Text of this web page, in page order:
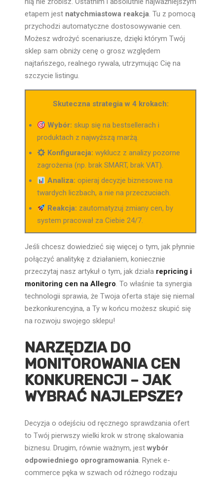
etapem jest natychmiastowa reakcja. Tu z pomocą
przychodzi automatyczne dostosowywanie cen.
Możesz wdrożyć scenariusze, dzięki którym Twój
sklep sam obniży cenę o grosz względem
najtańszego, realnego rywala, utrzymując Cię na
szczycie listingu.
Skuteczna strategia w 4 krokach:
Wybór: skup się na bestsellerach i
produktach z najwyższą marżą.
Konfiguracja: wyklucz z analizy pozorne
zagrożenia (np. brak SMART, brak VAT).
Analiza: opieraj decyzje biznesowe na
twardych liczbach, a nie na przeczuciach.
Reakcja: zautomatyzuj zmiany cen, by
system pracował za Ciebie 24/7.
Jeśli chcesz dowiedzieć się więcej o tym, jak płynnie
połączyć analitykę z działaniem, koniecznie
przeczytaj nasz artykuł o tym, jak działa repricing i
monitoring cen na Allegro. To właśnie ta synergia
technologii sprawia, że Twoja oferta staje się niemal
bezkonkurencyjna, a Ty w końcu możesz skupić się
na rozwoju swojego sklepu!
NARZĘDZIA DO
MONITOROWANIA CEN
KONKURENCJI – JAK
WYBRAĆ NAJLEPSZE?
Decyzja o odejściu od ręcznego sprawdzania ofert
to Twój pierwszy wielki krok w stronę skalowania
biznesu. Drugim, równie ważnym, jest wybór
odpowiedniego oprogramowania . Rynek e-
commerce pęka w szwach od różnego rodzaju